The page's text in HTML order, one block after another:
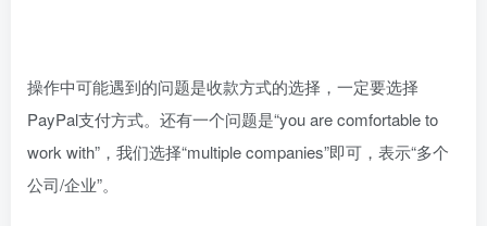
操作中可能遇到的问题是收款方式的选择，一定要选择
PayPal支付方式。还有一个问题是“you are comfortable to
work with”，我们选择“multiple companies”即可，表示“多个
公司/企业”。